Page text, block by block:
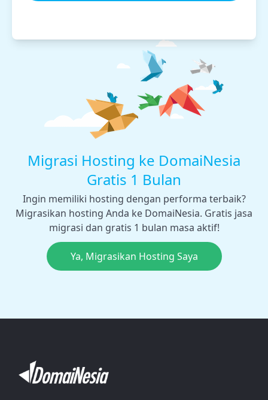
Migrasi Hosting ke DomaiNesia
Gratis 1 Bulan
Ingin memiliki hosting dengan performa terbaik?
Migrasikan hosting Anda ke DomaiNesia. Gratis jasa
migrasi dan gratis 1 bulan masa aktif!
Ya, Migrasikan Hosting Saya